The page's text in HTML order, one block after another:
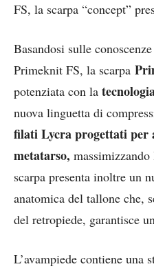
FS, la scarpa “concept”
Basandosi sulle
Primeknit FS, la scarpa
potenziata con la
nuova linguetta di
filati Lycra progettati per
metatarso,
scarpa presenta inoltre un
anatomica del tallone che,
del retropiede, garantisce
L’avampiede contiene una